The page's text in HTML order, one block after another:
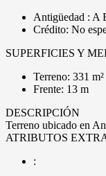
Antigüedad : A
Crédito: No
SUPERFICIES Y
Terreno: 331 m²
Frente: 13 m
DESCRIPCIÓN
Terreno ubicado en
ATRIBUTOS
: